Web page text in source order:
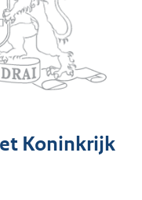
Koninkrijk